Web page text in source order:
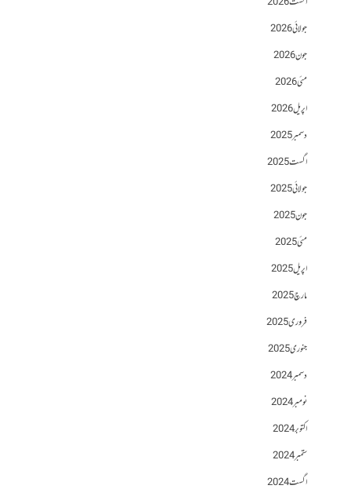
جولائی 2026
جون 2026
مئی 2026
اپریل 2026
دسمبر 2025
اگست 2025
جولائی 2025
جون 2025
مئی 2025
اپریل 2025
مارچ 2025
فروری 2025
جنوری 2025
دسمبر 2024
نومبر 2024
اکتوبر 2024
ستمبر 2024
اگست 2024